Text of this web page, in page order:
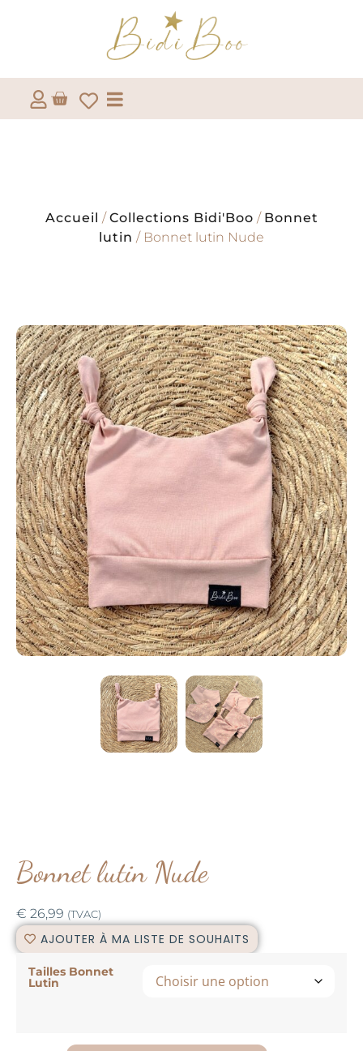
Accueil /Collections Bidi'Boo / Bonnet
lutin / Bonnet lutin Nude
Bonnet lutin Nude
€ 26,99 (TVAC)
AJOUTER À MA LISTE DE SOUHAITS
Tailles Bonnet
Lutin